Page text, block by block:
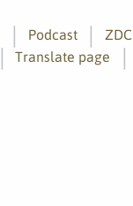
Podcast ZDC
Translate page